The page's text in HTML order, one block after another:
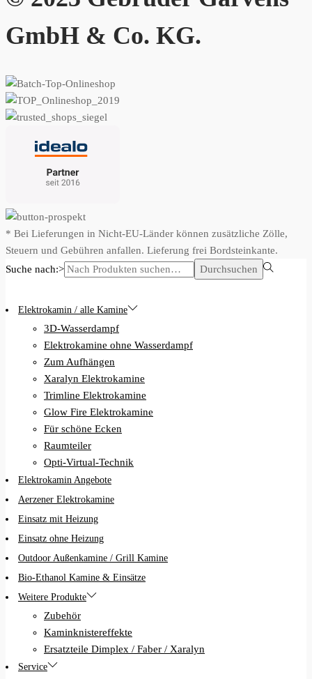
GmbH & Co. KG.
* Bei Lieferungen in Nicht-EU-Länder können zusätzliche Zölle,
Steuern und Gebühren anfallen. Lieferung frei Bordsteinkante.
Suche nach:>
Durchsuchen
Elektrokamin / alle Kamine
3D-Wasserdampf
Elektrokamine ohne Wasserdampf
Zum Aufhängen
Xaralyn Elektrokamine
Trimline Elektrokamine
Glow Fire Elektrokamine
Für schöne Ecken
Raumteiler
Opti-Virtual-Technik
Elektrokamin Angebote
Aerzener Elektrokamine
Einsatz mit Heizung
Einsatz ohne Heizung
Outdoor Außenkamine / Grill Kamine
Bio-Ethanol Kamine & Einsätze
Weitere Produkte
Zubehör
Kaminknistereffekte
Ersatzteile Dimplex / Faber / Xaralyn
Service